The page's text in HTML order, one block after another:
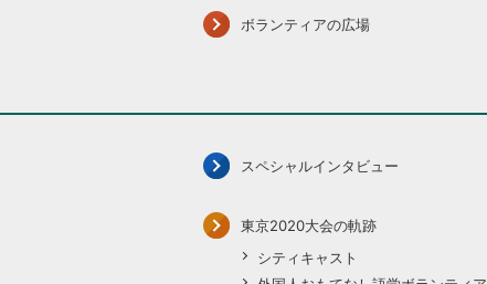
ボランティアの広場
スペシャルインタビュー
東京2020大会の軌跡
シティキャスト